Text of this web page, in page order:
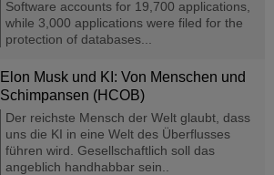
Software accounts for 19,700 applications,
while 3,000 applications were filed for the
protection of databases...
Elon Musk und KI: Von Menschen und
Schimpansen (HCOB)
Der reichste Mensch der Welt glaubt, dass
uns die KI in eine Welt des Überflusses
führen wird. Gesellschaftlich soll das
angeblich handhabbar sein..